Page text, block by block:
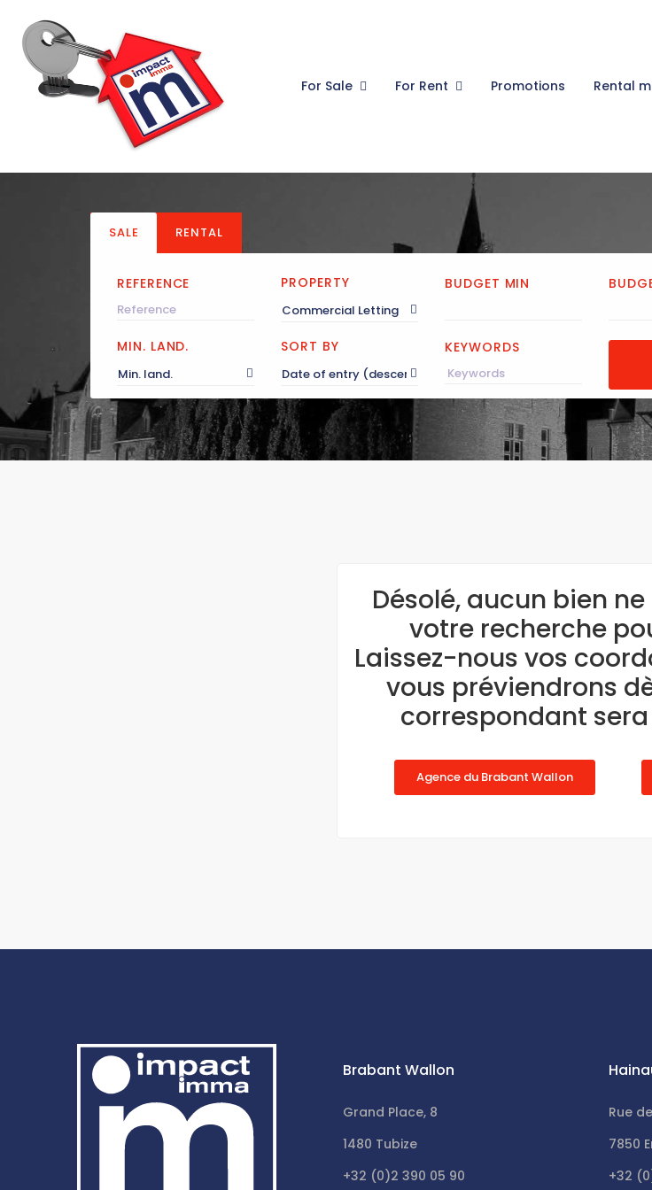
For Sale For Rent Promotions Rental
SALE RENTAL
REFERENCE PROPERTY
Commercial Letting
BUDGET MIN
MIN. LAND.
Min. land.
SORT BY
Date of entry (descending)
KEYWORDS
Désolé, aucun bien
votre recherche
Laissez-nous vos
vous préviendrons
correspondant
Agence du Brabant Wallon
Brabant Wallon
Grand Place, 8
1480 Tubize
+32 (0)2 390 05 90
Rue
7850
+32